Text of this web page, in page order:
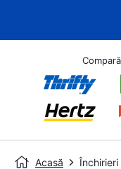
Acasă Închirieri